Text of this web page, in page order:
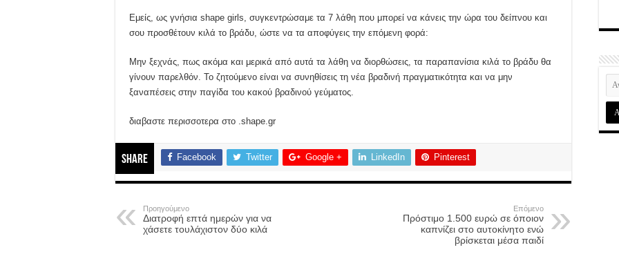
Εμείς, ως γνήσια shape girls, συγκεντρώσαμε τα 7 λάθη που μπορεί να κάνεις την ώρα του δείπνου και
σου προσθέτουν κιλά το βράδυ, ώστε να τα αποφύγεις την επόμενη φορά:
Μην ξεχνάς, πως ακόμα και μερικά από αυτά τα λάθη να διορθώσεις, τα παραπανίσια κιλά το βράδυ θα
γίνουν παρελθόν. Το ζητούμενο είναι να συνηθίσεις τη νέα βραδινή πραγματικότητα και να μην
ξαναπέσεις στην παγίδα του κακού βραδινού γεύματος.
διαβαστε περισσοτερα στο .shape.gr
Share Facebook Twitter Google + LinkedIn Pinterest
Προηγούμενο
Διατροφή επτά ημερών για να
χάσετε τουλάχιστον δύο κιλά
Επόμενο
Πρόστιμο 1.500 ευρώ σε όποιον
καπνίζει στο αυτοκίνητο ενώ
βρίσκεται μέσα παιδί